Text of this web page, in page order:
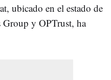
ubicado en el estado de
Group y OPTrust, ha